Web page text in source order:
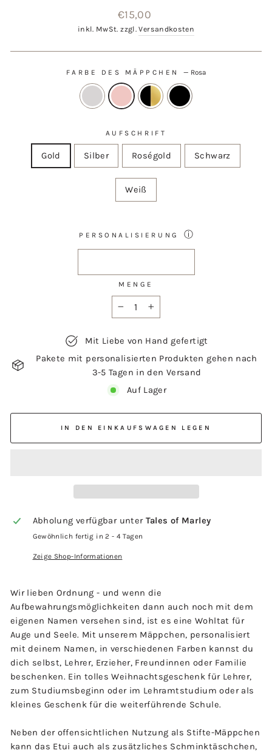
Normaler
Preis
€15,00
inkl. MwSt. zzgl.Versandkosten
FARBE DES MÄPPCHEN — Rosa
AUFSCHRIFT
Gold Silber Roségold Schwarz
Weiß
PERSONALISIERUNG ⓘ
MENGE
Mit Liebe von Hand gefertigt
Pakete mit personalisierten Produkten gehen nach
3-5 Tagen in den Versand
Auf Lager
IN DEN EINKAUFSWAGEN LEGEN
Abholung verfügbar unter Tales of Marley
Gewöhnlich fertig in 2 - 4 Tagen
Zeige Shop-Informationen
Wir lieben Ordnung - und wenn die
Aufbewahrungsmöglichkeiten dann auch noch mit dem
eigenen Namen versehen sind, ist es eine Wohltat für
Auge und Seele. Mit unserem Mäppchen, personalisiert
mit deinem Namen, in verschiedenen Farben kannst du
dich selbst, Lehrer, Erzieher, Freundinnen oder Familie
beschenken. Ein tolles Weihnachtsgeschenk für Lehrer,
zum Studiumsbeginn oder im Lehramtstudium oder als
kleines Geschenk für die weiterführende Schule.
Neben der offensichtlichen Nutzung als Stifte-Mäppchen
kann das Etui auch als zusätzliches Schminktäschchen,